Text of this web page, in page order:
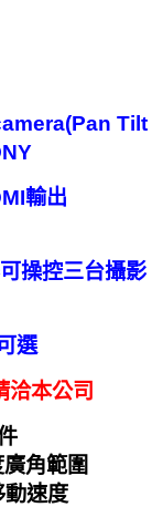
Tilt
輸出
操控三台攝影
選
洽本公司
角範圍
速度